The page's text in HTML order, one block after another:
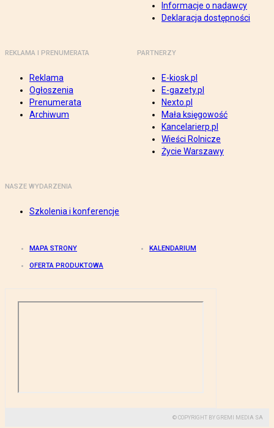
Informacje o nadawcy
Deklaracja dostępności
REKLAMA I PRENUMERATA
Reklama
Ogłoszenia
Prenumerata
Archiwum
PARTNERZY
E-kiosk.pl
E-gazety.pl
Nexto.pl
Mała księgowość
Kancelarierp.pl
Wieści Rolnicze
Życie Warszawy
NASZE WYDARZENIA
Szkolenia i konferencje
MAPA STRONY KALENDARIUM
OFERTA PRODUKTOWA
© COPYRIGHT BY GREMI MEDIA SA